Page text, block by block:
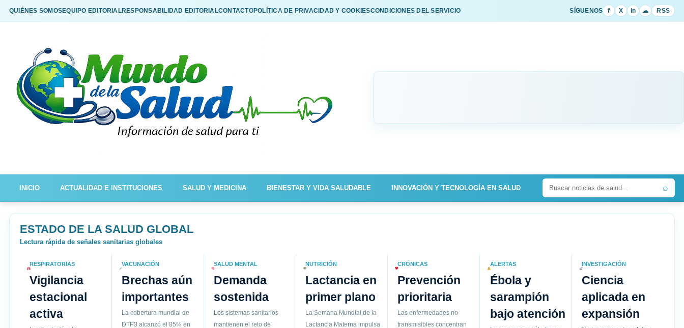
QUIÉNES SOMOSEQUIPO EDITORIALRESPONSABILIDAD EDITORIALCONTACTOPOLÍTICA DE PRIVACIDAD Y COOKIESCONDICIONES DEL SERVICIO SÍGUENOS f X in ☁ RSS
INICIO ACTUALIDAD E INSTITUCIONES SALUD Y MEDICINA BIENESTAR Y VIDA SALUDABLE INNOVACIÓN Y TECNOLOGÍA EN SALUD ⌕
ESTADO DE LA SALUD GLOBAL
Lectura rápida de señales sanitarias globales
RESPIRATORIAS
Vigilancia
estacional
activa
VACUNACIÓN
Brechas aún
importantes
La cobertura mundial de
DTP3 alcanzó el 85% en
SALUD MENTAL
Demanda
sostenida
Los sistemas sanitarios
mantienen el reto de
NUTRICIÓN
Lactancia en
primer plano
La Semana Mundial de la
Lactancia Materna impulsa
CRÓNICAS
Prevención
prioritaria
Las enfermedades no
transmisibles concentran
ALERTAS
Ébola y
sarampión
bajo atención
INVESTIGACIÓN
Ciencia
aplicada en
expansión